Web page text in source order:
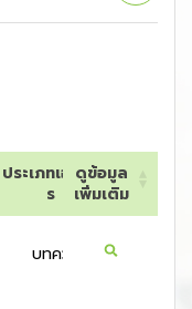
ประเภทเอกสา
ร
ดูข้อมูล
เพิ่มเติม
ร
เพิ่มเติม
บทความ